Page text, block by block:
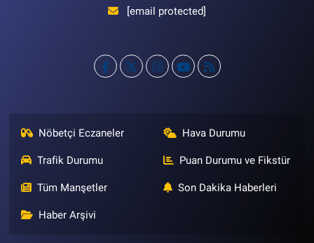
[email protected]
Nöbetçi Eczaneler Hava Durumu
Trafik Durumu Puan Durumu ve Fikstür
Tüm Manşetler Son Dakika Haberleri
Haber Arşivi